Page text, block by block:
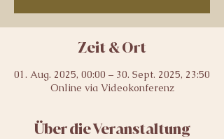
Zeit & Ort
01. Aug. 2025, 00:00 – 30. Sept. 2025, 23:50
Online via Videokonferenz
Über die Veranstaltung